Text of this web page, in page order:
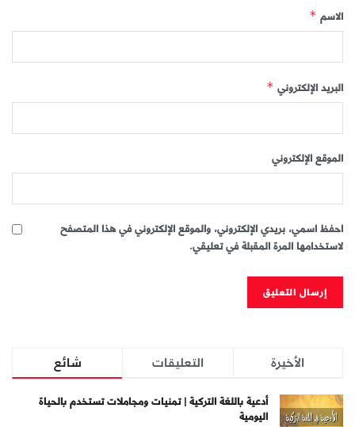
الاسم *
البريد الإلكتروني *
الموقع الإلكتروني
احفظ اسمي، بريدي الإلكتروني، والموقع الإلكتروني في هذا المتصفح
لاستخدامها المرة المقبلة في تعليقي.
شائع التعليقات الأخيرة
أدعية باللغة التركية | تمنيات ومجاملات تستخدم بالحياة
اليومية